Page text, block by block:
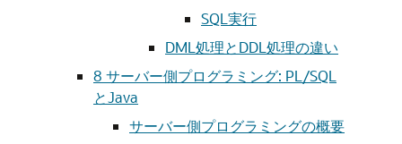
SQL実行
DML処理とDDL処理の違い
8 サーバー側プログラミング: PL/SQL
とJava
サーバー側プログラミングの概要